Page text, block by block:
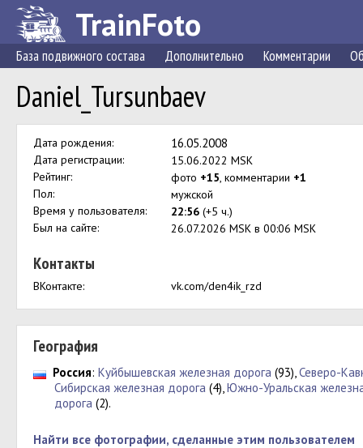
TrainFoto
База подвижного состава Дополнительно Комментарии
Daniel_Tursunbaev
Дата рождения: 16.05.2008
Дата регистрации:
15.06.2022 MSK
Рейтинг:
фото +15, комментарии +1
Пол:
мужской
Время у пользователя:
22:56 (+5 ч.)
Был на сайте:
26.07.2026 MSK в 00:06 MSK
Контакты
ВКонтакте: vk.com/den4ik_rzd
География
Россия: Куйбышевская железная дорога (93),Северо-
Сибирская железная дорога (4),Южно-Уральская
дорога (2).
Найти все фотографии, сделанные этим пользователем